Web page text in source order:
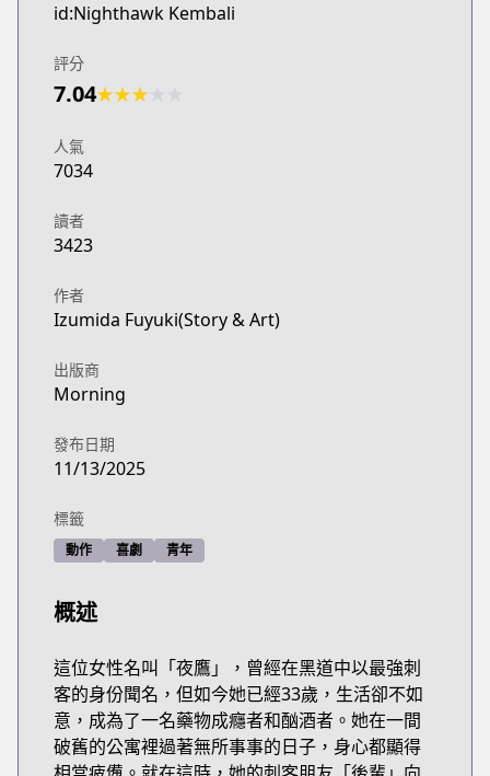
id:Nighthawk Kembali
評分
7.04★★★
人氣
7034
讀者
3423
作者
Izumida Fuyuki(Story & Art)
出版商
Morning
發布日期
11/13/2025
標籤
動作 喜劇 青年
概述
這位女性名叫「夜鷹」，曾經在黑道中以最強刺
客的身份聞名，但如今她已經33歲，生活卻不如
意，成為了一名藥物成癮者和酗酒者。她在一間
破舊的公寓裡過著無所事事的日子，身心都顯得